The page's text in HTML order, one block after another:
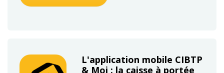
L'application mobile CIBTP
& Moi : la caisse à portée